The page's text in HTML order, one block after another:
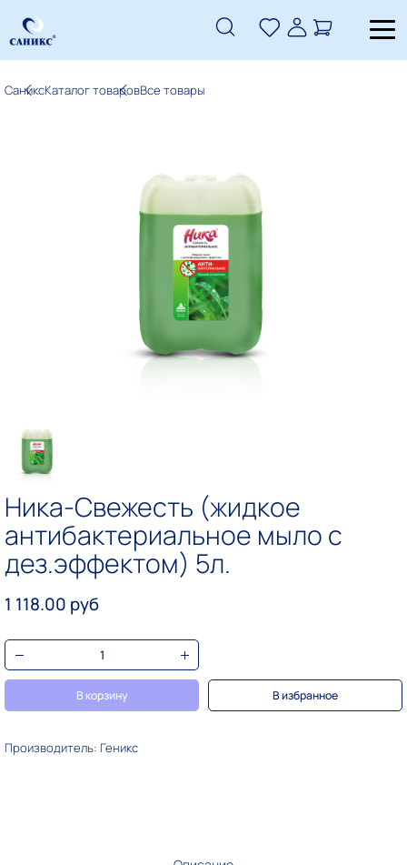
СаниксКаталог товаровВсе товары
Ника-Свежесть (жидкое
антибактериальное мыло с
дез.эффектом) 5л.
1 118.00 руб
В корзину В избранное
Производитель: Геникс